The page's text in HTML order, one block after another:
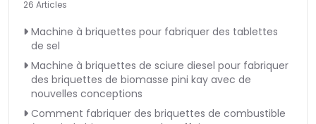
26 Articles
Machine à briquettes pour fabriquer des tablettes
de sel
Machine à briquettes de sciure diesel pour fabriquer
des briquettes de biomasse pini kay avec de
nouvelles conceptions
Comment fabriquer des briquettes de combustible